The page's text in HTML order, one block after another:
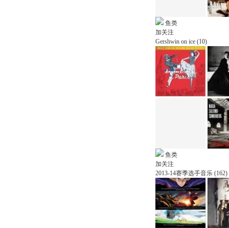
鱼类
加关注
Gershwin on ice (10)
鱼类
加关注
2013-14赛季选手音乐 (162)